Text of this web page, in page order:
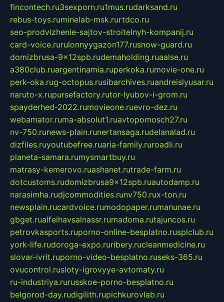
fincontech.ru3sexporn.ru1mus.rudarksand.ru
rebus-toys.ruminelab-msk.rurtdco.ru
seo-prodvizhenie-sajtov-stroitelnyh-kompanij.ru
card-voice.rurulonnyygazon177.rusnow-guard.ru
domizbrusa-9x12spb.rudemaholding.ruaalse.ru
a380club.ruargentinamia.ruperkoka.rumovie-one.ru
perk-oka.rug-octopus.rusibarchives.ruandreislyusar.ru
naruto-x.rupursefactory.rutor-lyubov-i-grom.ru
spayderhed-2022.rumovieone.ruevro-dez.ru
webamator.ruma-absolut1.ruavtopomosch27.ru
nv-750.runews-plain.runertansaga.rudelanalad.ru
dizfiles.ruyoutubefree.ruaria-family.ruroadli.ru
planeta-samara.rumysmartbuy.ru
matrasy-kemerovo.ruashanet.rutrade-farm.ru
dotcustoms.rudomizbrusa9x12spb.ruautodamp.ru
narasimha.rudjcommodities.runv750.rux-ton.ru
newsplain.rucardvoice.rumodopaper.rumanunae.ru
gbget.rualfeihavsalnassr.rumadoma.rutajuncos.ru
petrovkasports.ruporno-online-besplatno.rusplclub.ru
york-life.rudoroga-expo.ruribery.rucleanmedicine.ru
slovar-ivrit.ruporno-video-besplatno.ruseks-365.ru
ovucontrol.rusloty-igrovyye-avtomaty.ru
ru-industriya.rurusskoe-porno-besplatno.ru
belgorod-day.rudigilith.rupichkurovlab.ru